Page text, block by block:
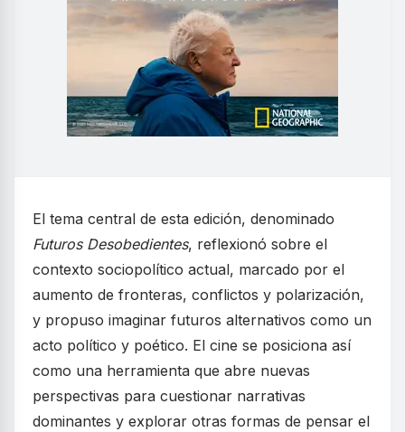
El tema central de esta edición, denominado
Futuros Desobedientes, reflexionó sobre el
contexto sociopolítico actual, marcado por el
aumento de fronteras, conflictos y polarización,
y propuso imaginar futuros alternativos como un
acto político y poético. El cine se posiciona así
como una herramienta que abre nuevas
perspectivas para cuestionar narrativas
dominantes y explorar otras formas de pensar el